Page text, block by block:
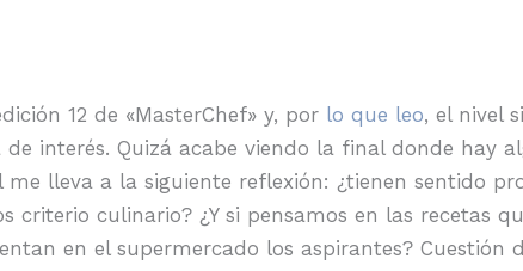
12 de «MasterChef» y, por lo que leo, el nivel
interés. Quizá acabe viendo la final donde hay
lleva a la siguiente reflexión: ¿tienen sentido
criterio culinario? ¿Y si pensamos en las recetas
en el supermercado los aspirantes? Cuestión